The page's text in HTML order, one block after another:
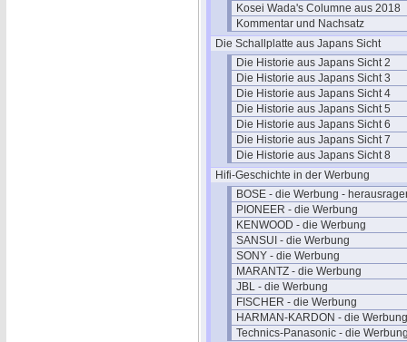
Kosei Wada's Columne aus 2018
Kommentar und Nachsatz
Die Schallplatte aus Japans Sicht
Die Historie aus Japans Sicht 2
Die Historie aus Japans Sicht 3
Die Historie aus Japans Sicht 4
Die Historie aus Japans Sicht 5
Die Historie aus Japans Sicht 6
Die Historie aus Japans Sicht 7
Die Historie aus Japans Sicht 8
Hifi-Geschichte in der Werbung
BOSE - die Werbung -
PIONEER - die Werbung
KENWOOD - die Werbung
SANSUI - die Werbung
SONY - die Werbung
MARANTZ - die Werbung
JBL - die Werbung
FISCHER - die Werbung
HARMAN-KARDON - die Werbung
Technics-Panasonic - die